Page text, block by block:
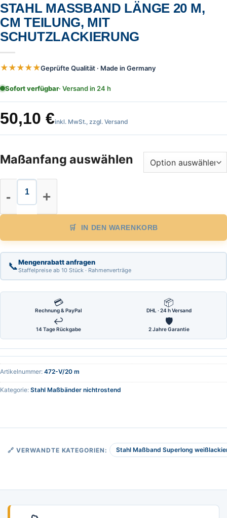
STAHL MASSBAND LÄNGE 20 M, C
M TEILUNG, MIT S
CHUTZLACKIERUNG
★★★★★Geprüfte Qualität · Made in Germany
Sofort verfügbar· Versand in 24 h
50,10 €inkl. MwSt., zzgl. Versand
Maßanfang auswählen
Stahl Maßband Länge 20 m, cm
IN DEN WARENKORB
📞Mengenrabatt anfragen
Staffelpreise ab 10 Stück · Rahmenverträge
💳
Rechnung & PayPal
📦
DHL · 24 h Versand
↩
14 Tage Rückgabe
🛡
2 Jahre Garantie
Artikelnummer: 472-V/20 m
Kategorie: Stahl Maßbänder nichtrostend
🔗 VERWANDTE KATEGORIEN: Stahl Maßband Superlong